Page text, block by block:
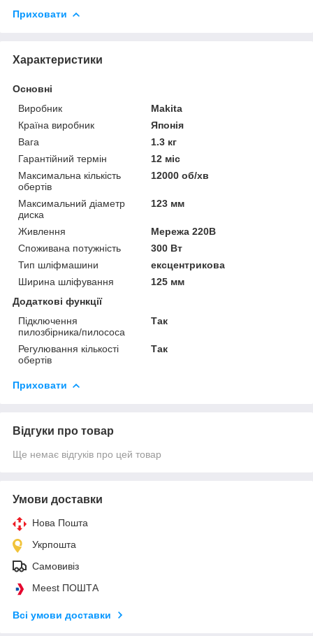
Приховати
Характеристики
Основні
Виробник
Makita
Країна виробник
Японія
Вага
1.3 кг
Гарантійний термін
12 міс
Максимальна кількість
обертів
12000 об/хв
Максимальний діаметр
диска
123 мм
Живлення
Мережа 220В
Споживана потужність
300 Вт
Тип шліфмашини
ексцентрикова
Ширина шліфування
125 мм
Додаткові функції
Підключення
пилозбірника/пилососа
Так
Регулювання кількості
обертів
Так
Приховати
Відгуки про товар
Ще немає відгуків про цей товар
Умови доставки
Нова Пошта
Укрпошта
Самовивіз
Meest ПОШТА
Всі умови доставки